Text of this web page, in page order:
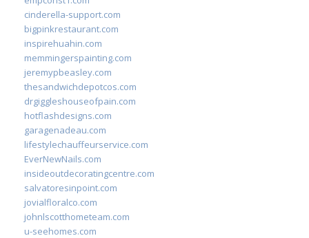
cinderella-support.com
bigpinkrestaurant.com
inspirehuahin.com
memmingerspainting.com
jeremypbeasley.com
thesandwichdepotcos.com
drgiggleshouseofpain.com
hotflashdesigns.com
garagenadeau.com
lifestylechauffeurservice.com
EverNewNails.com
insideoutdecoratingcentre.com
salvatoresinpoint.com
jovialfloralco.com
johnlscotthometeam.com
u-seehomes.com